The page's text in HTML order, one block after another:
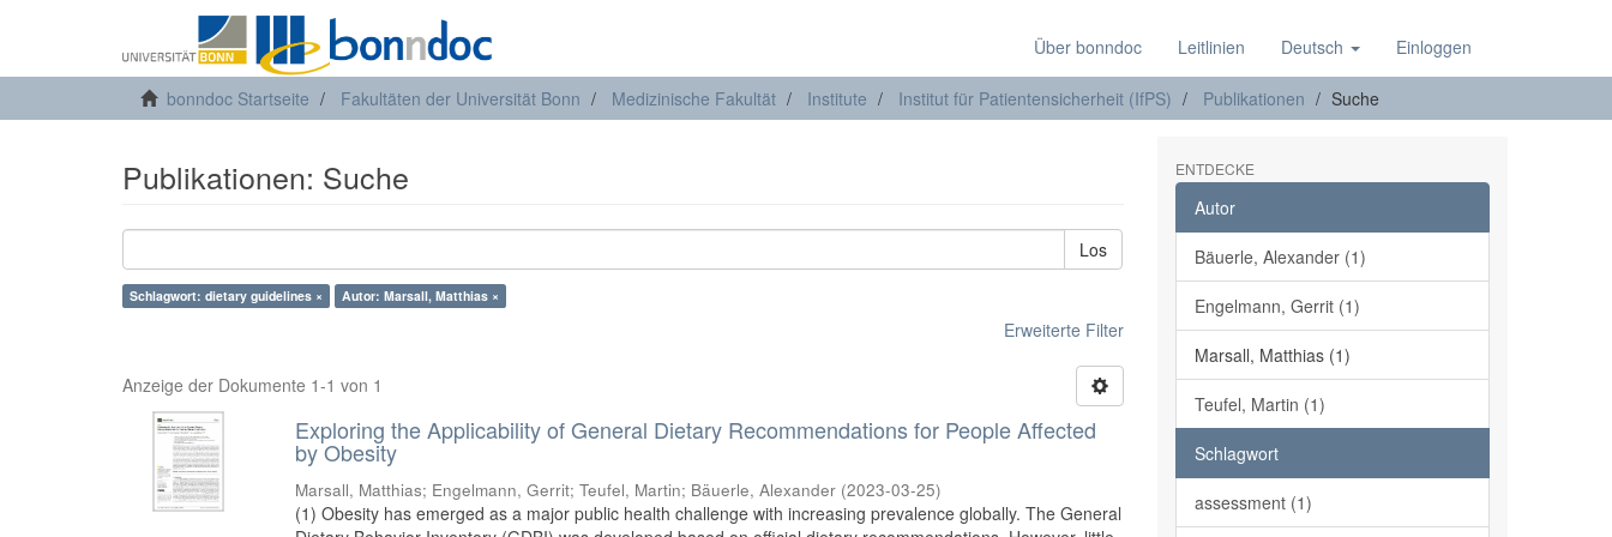
Über bonndoc Leitlinien Deutsch Einloggen
bonndoc Startseite Fakultäten der Universität Bonn Medizinische Fakultät Institute Institut für Patientensicherheit (IfPS) Publikationen Suche
Publikationen: Suche
Los
Schlagwort: dietary guidelines × Autor: Marsall, Matthias ×
Erweiterte Filter
Anzeige der Dokumente 1-1 von 1
Exploring the Applicability of General Dietary Recommendations for People Affected
by Obesity
Marsall, Matthias; Engelmann, Gerrit;Teufel, Martin; Bäuerle, Alexander (2023-03-25)
(1) Obesity has emerged as a major public health challenge with increasing prevalence globally. The General
ENTDECKE
Autor
Bäuerle, Alexander (1)
Engelmann, Gerrit (1)
Marsall, Matthias (1)
Teufel, Martin (1)
Schlagwort
assessment (1)